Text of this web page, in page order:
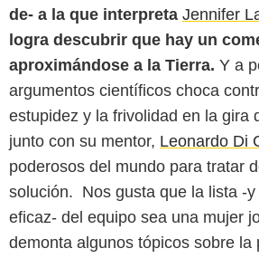
de- a la que interpreta Jennifer
logra descubrir que hay un
aproximándose a la Tierra. Y a
argumentos científicos choca
estupidez y la frivolidad en la gira
junto con su mentor, Leonardo Di
poderosos del mundo para tratar
solución. Nos gusta que la lista -
eficaz- del equipo sea una mujer
demonta algunos tópicos sobre la